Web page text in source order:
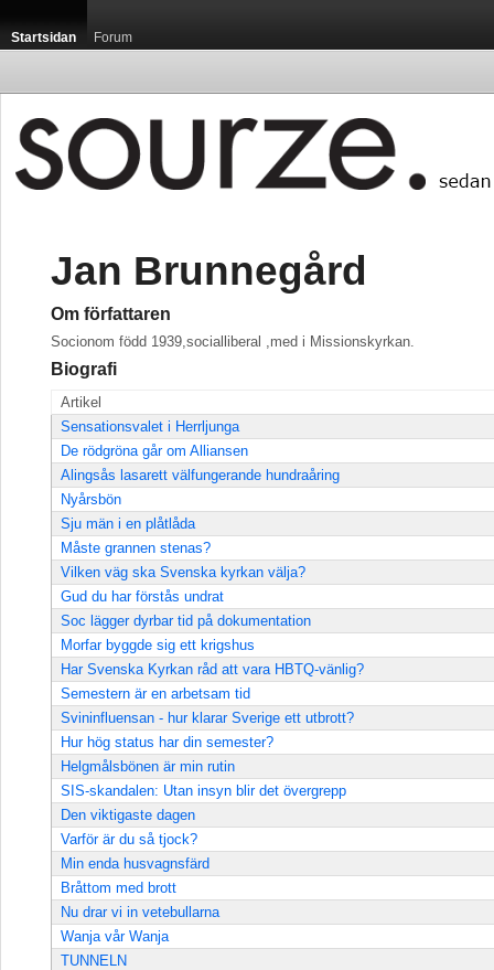
Startsidan Forum
Jan Brunnegård
Om författaren
Socionom född 1939,socialliberal ,med i Missionskyrkan.
Biografi
Artikel
Sensationsvalet i Herrljunga
De rödgröna går om Alliansen
Alingsås lasarett välfungerande hundraåring
Nyårsbön
Sju män i en plåtlåda
Måste grannen stenas?
Vilken väg ska Svenska kyrkan välja?
Gud du har förstås undrat
Soc lägger dyrbar tid på dokumentation
Morfar byggde sig ett krigshus
Har Svenska Kyrkan råd att vara HBTQ-vänlig?
Semestern är en arbetsam tid
Svininfluensan - hur klarar Sverige ett utbrott?
Hur hög status har din semester?
Helgmålsbönen är min rutin
SIS-skandalen: Utan insyn blir det övergrepp
Den viktigaste dagen
Varför är du så tjock?
Min enda husvagnsfärd
Bråttom med brott
Nu drar vi in vetebullarna
Wanja vår Wanja
TUNNELN